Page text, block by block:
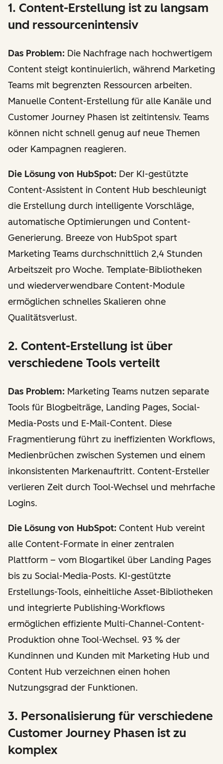
1. Content-Erstellung ist zu langsam
und ressourcenintensiv
Das Problem: Die Nachfrage nach hochwertigem
Content steigt kontinuierlich, während Marketing
Teams mit begrenzten Ressourcen arbeiten.
Manuelle Content-Erstellung für alle Kanäle und
Customer Journey Phasen ist zeitintensiv. Teams
können nicht schnell genug auf neue Themen
oder Kampagnen reagieren.
Die Lösung von HubSpot: Der KI-gestützte
Content-Assistent in Content Hub beschleunigt
die Erstellung durch intelligente Vorschläge,
automatische Optimierungen und Content-
Generierung. Breeze von HubSpot spart
Marketing Teams durchschnittlich 2,4 Stunden
Arbeitszeit pro Woche. Template-Bibliotheken
und wiederverwendbare Content-Module
ermöglichen schnelles Skalieren ohne
Qualitätsverlust.
2. Content-Erstellung ist über
verschiedene Tools verteilt
Das Problem: Marketing Teams nutzen separate
Tools für Blogbeiträge, Landing Pages, Social-
Media-Posts und E-Mail-Content. Diese
Fragmentierung führt zu ineffizienten Workflows,
Medienbrüchen zwischen Systemen und einem
inkonsistenten Markenauftritt. Content-Ersteller
verlieren Zeit durch Tool-Wechsel und mehrfache
Logins.
Die Lösung von HubSpot: Content Hub vereint
alle Content-Formate in einer zentralen
Plattform – vom Blogartikel über Landing Pages
bis zu Social-Media-Posts. KI-gestützte
Erstellungs-Tools, einheitliche Asset-Bibliotheken
und integrierte Publishing-Workflows
ermöglichen effiziente Multi-Channel-Content-
Produktion ohne Tool-Wechsel. 93 % der
Kundinnen und Kunden mit Marketing Hub und
Content Hub verzeichnen einen hohen
Nutzungsgrad der Funktionen.
3. Personalisierung für verschiedene
Customer Journey Phasen ist zu
komplex